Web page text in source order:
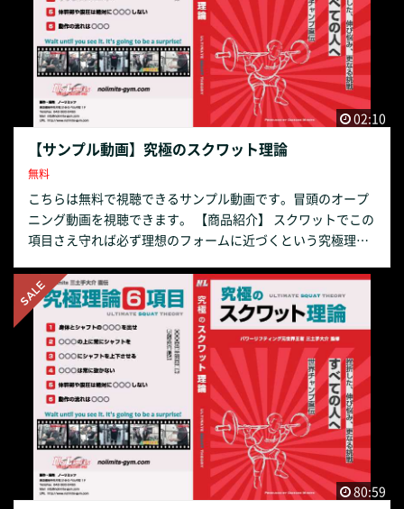
02:10
【サンプル動画】究極のスクワット理論
無料
こちらは無料で視聴できるサンプル動画です。冒頭のオープ
ニング動画を視聴できます。 【商品紹介】 スクワットでこの
項目さえ守れば必ず理想のフォームに近づくという究極理論
本の部分もしっかりと押さえてあるのでこれからスクワット
を本格的にはじめようと思っている人も、停滞して更なる飛
躍を望む人も、すべての人に効果的な動画となっておりま
す。 【収録内容紹介】 「基本編内容」 スクワットとはどの
ような種目か？ スクワットに適したシューズや服装、ギア類
について ラック高の設定について 担ぎについて ラックアッ
プとステップバック時の注意点 スタンスの探し方 ベルトの締
め方や位置ついて 呼吸や目線について 「究極理論6項目」 究
極理論のキーワード部分はわざと〇〇〇と伏せております。
答えは動画内でしっかりと紹介しております。 〇〇〇の中に
は皆様が想像もつかないような言葉が詰まっております。そ80:59